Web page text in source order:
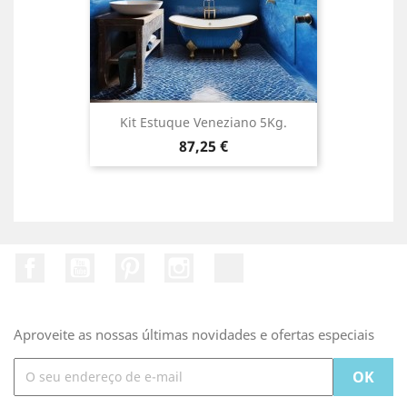
Kit Estuque Veneziano 5Kg.
Preço
87,25 €
Aproveite as nossas últimas novidades e ofertas especiais